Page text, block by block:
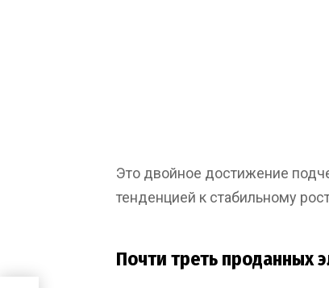
Это двойное достижение
тенденцией к стабильному
Почти треть проданных